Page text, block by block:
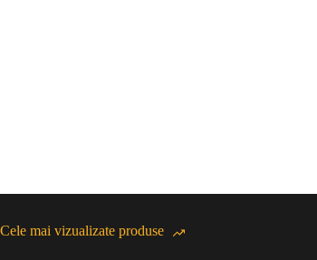
Cele mai vizualizate produse